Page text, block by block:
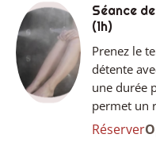
Séance
(1h)
Prenez le
détente
une durée
permet un
Réserver